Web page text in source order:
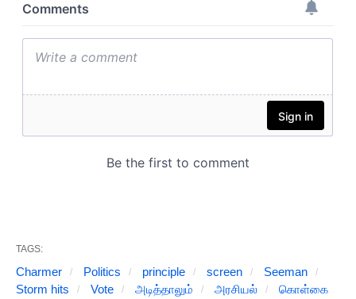
TAGS:
Charmer Politics principle screen
Seeman
Storm hits
Vote அடித்தாலும் அரசியல்
கொள்கை